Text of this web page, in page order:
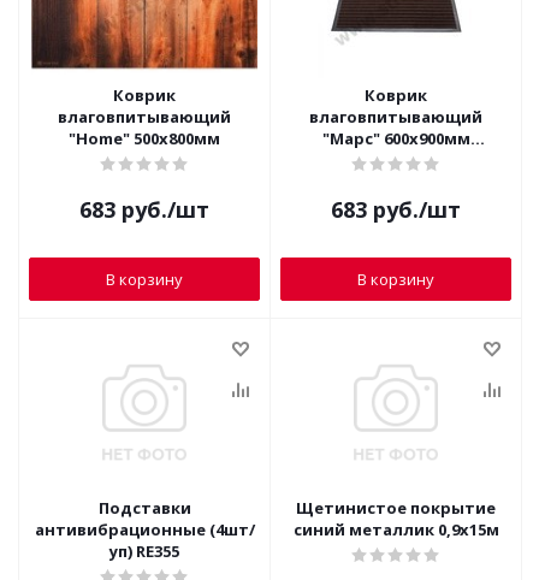
Коврик
влаговпитывающий
"Home" 500х800мм
683 руб./шт
В корзину
Коврик
влаговпитывающий
"Марс" 600х900мм
коричневый
683 руб./шт
В корзину
Подставки
антивибрационные (4шт/
уп) RE355
Щетинистое покрытие
синий металлик 0,9х15м